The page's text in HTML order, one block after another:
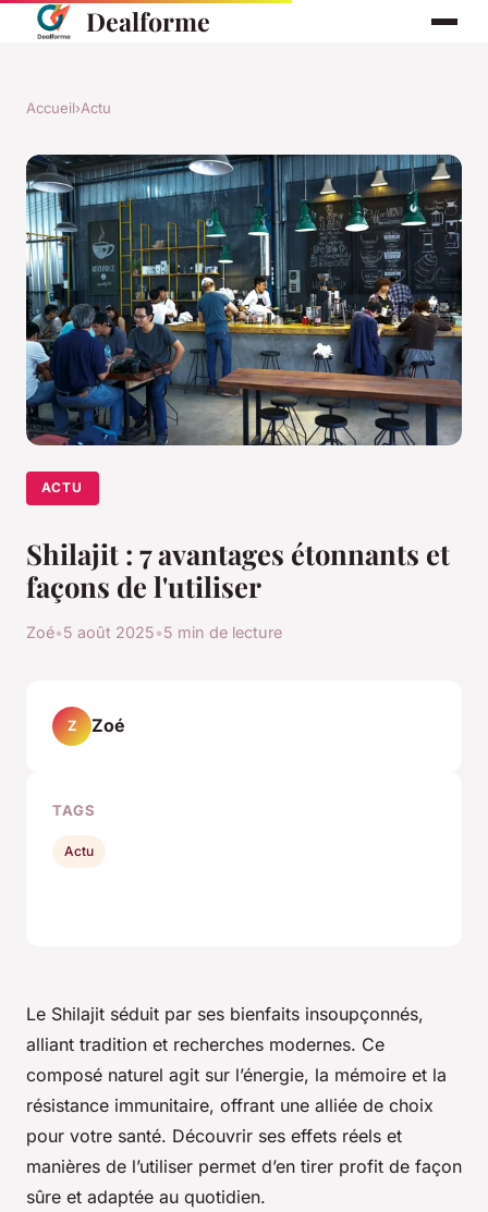
Dealforme
Accueil›Actu
ACTU
Shilajit : 7 avantages étonnants et
façons de l'utiliser
Zoé•5 août 2025•5 min de lecture
Le Shilajit séduit par ses bienfaits insoupçonnés,
alliant tradition et recherches modernes. Ce
composé naturel agit sur l’énergie, la mémoire et la
résistance immunitaire, offrant une alliée de choix
pour votre santé. Découvrir ses effets réels et
manières de l’utiliser permet d’en tirer profit de façon
sûre et adaptée au quotidien.
Z Zoé
TAGS
Actu